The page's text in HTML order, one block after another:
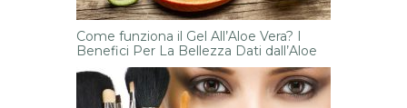
Come funziona il Gel All’Aloe Vera? I
Benefici Per La Bellezza Dati dall’Aloe